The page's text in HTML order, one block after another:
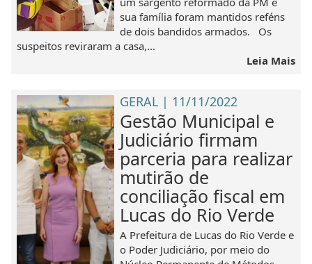
sua família foram mantidos reféns
de dois bandidos armados. Os
suspeitos reviraram a casa,...
Leia Mais
GERAL | 11/11/2022
Gestão Municipal e
Judiciário firmam
parceria para realizar
mutirão de
conciliação fiscal em
Lucas do Rio Verde
A Prefeitura de Lucas do Rio Verde e
o Poder Judiciário, por meio do